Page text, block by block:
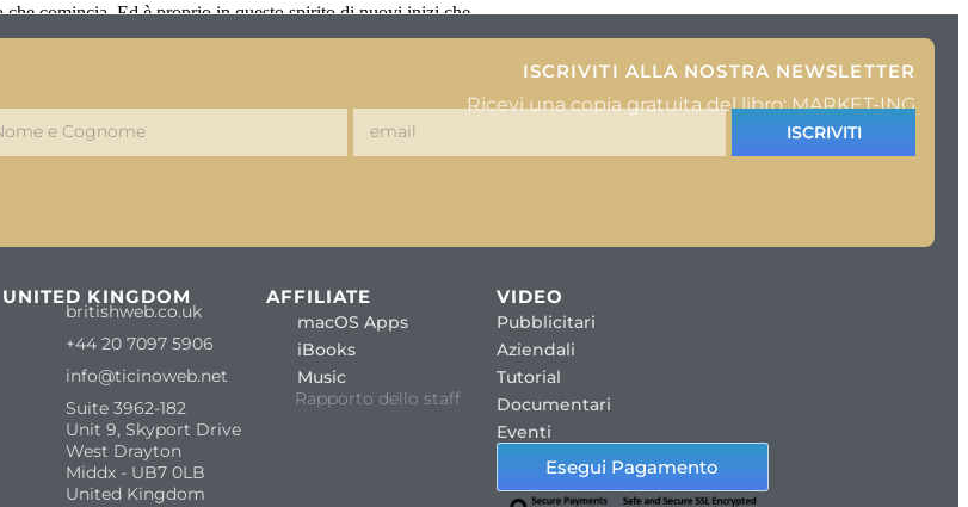
che comincia. Ed è proprio in questo spirito di nuovi inizi che
ISCRIVITI ALLA NOSTRA NEWSLETTER
Ricevi una copia gratuita del libro: MARKET-ING
ISCRIVITI
UNITED KINGDOM
britishweb.co.uk
+44 20 7097 5906
info@ticinoweb.net
Suite 3962-182
Unit 9, Skyport Drive
West Drayton
Middx - UB7 0LB
United Kingdom
AFFILIATE
macOS Apps
iBooks
Music
Rapporto dello staff
VIDEO
Pubblicitari
Aziendali
Tutorial
Documentari
Eventi
Esegui Pagamento